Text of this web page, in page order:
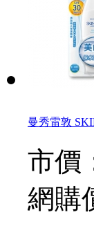
曼秀雷敦
市價
網購